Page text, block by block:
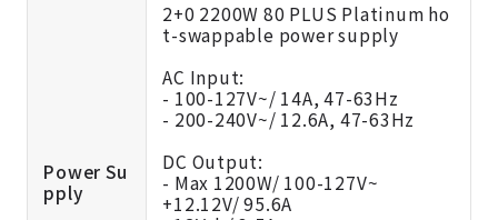
Power Su
pply
2+0 2200W 80 PLUS Platinum ho
t-swappable power supply
AC Input:
- 100-127V~/ 14A, 47-63Hz
- 200-240V~/ 12.6A, 47-63Hz
DC Output:
- Max 1200W/ 100-127V~
+12.12V/ 95.6A